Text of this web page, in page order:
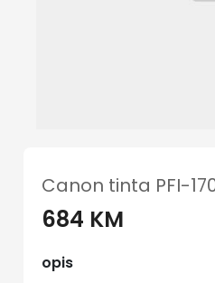
Canon tinta PFI-
684 KM
opis